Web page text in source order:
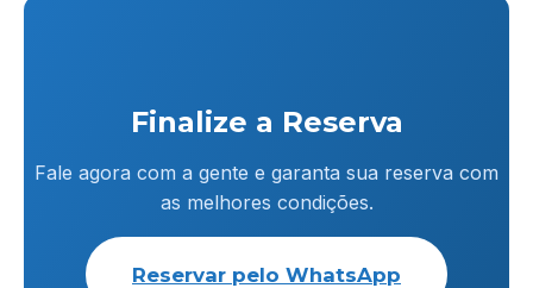
Finalize a Reserva
Fale agora com a gente e garanta sua reserva com
as melhores condições.
Reservar pelo WhatsApp